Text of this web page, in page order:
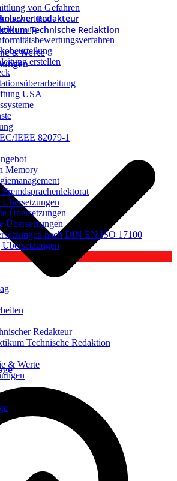
Redakteur
Technische Redaktion
& Werte
von Gefahren
erstellen
USA
IEEE 82079-1
Memory
Übersetzungen
Übersetzungen
Übersetzungen
nach DIN EN ISO 17100
Redakteur
Technische Redaktion
& Werte